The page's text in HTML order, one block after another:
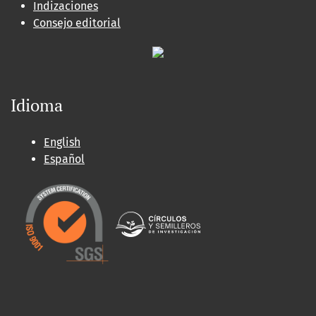
Indizaciones
Consejo editorial
Idioma
English
Español